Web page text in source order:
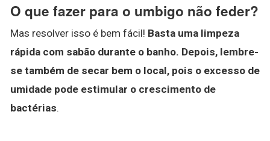
O que fazer para o umbigo não feder?
Mas resolver isso é bem fácil! Basta uma limpeza
rápida com sabão durante o banho. Depois, lembre-
se também de secar bem o local, pois o excesso de
umidade pode estimular o crescimento de
bactérias.